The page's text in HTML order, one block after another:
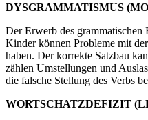
DYSGRAMMATISMUS
Der Erwerb des grammatischen
Kinder können Probleme mit
haben. Der korrekte Satzbau
zählen Umstellungen und
die falsche Stellung des Verbs
WORTSCHATZDEFIZIT